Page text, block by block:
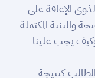
الإعاقة على
والبنية المكتملة
يجب علينا
كنتيجة